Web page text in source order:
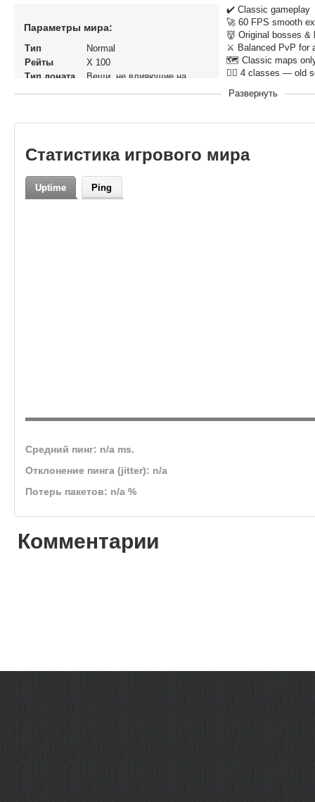
Параметры мира:
Тип
Normal
Рейты
X 100
Тип доната
Вещи, не влияющие на
✔️ Classic gameplay
🚀 60 FPS smooth
👹 Original bosses &
⚔️ Balanced PvP for
🗺️ Classic maps
🧙‍♂️ 4 classes — old
Развернуть
Статистика игрового мира
Uptime Ping
Средний пинг: n/a ms.
Отклонение пинга (jitter): n/a
Потерь пакетов: n/a %
Комментарии